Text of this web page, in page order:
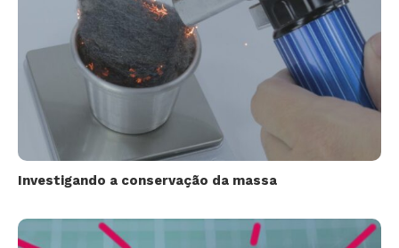
Investigando a conservação da massa